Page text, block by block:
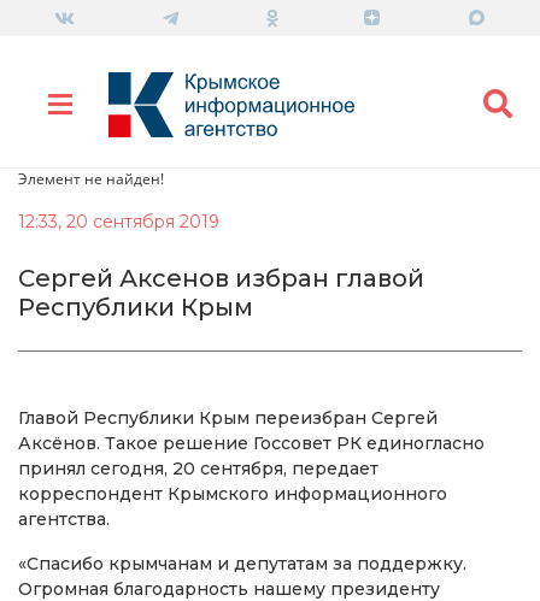
Элемент не найден!
12:33, 20 сентября 2019
Сергей Аксенов избран главой
Республики Крым
Главой Республики Крым переизбран Сергей
Аксёнов. Такое решение Госсовет РК единогласно
принял сегодня, 20 сентября, передает
корреспондент Крымского информационного
агентства.
«Спасибо крымчанам и депутатам за поддержку.
Огромная благодарность нашему президенту